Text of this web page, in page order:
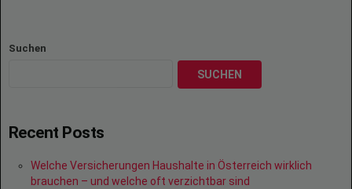
Suchen
SUCHEN
Recent Posts
Welche Versicherungen Haushalte in Österreich wirklich
brauchen – und welche oft verzichtbar sind